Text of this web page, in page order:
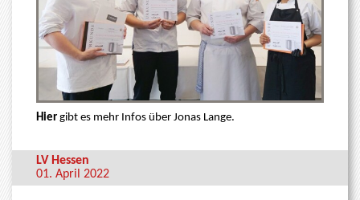
Hier gibt es mehr Infos über Jonas Lange.
LV Hessen
01. April 2022